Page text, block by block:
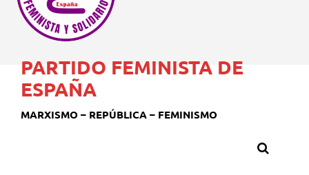
PARTIDO FEMINISTA DE
ESPAÑA
MARXISMO – REPÚBLICA – FEMINISMO